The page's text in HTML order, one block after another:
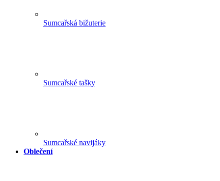
Sumcařská bižuterie
Sumcařské tašky
Sumcařské navijáky
Oblečení